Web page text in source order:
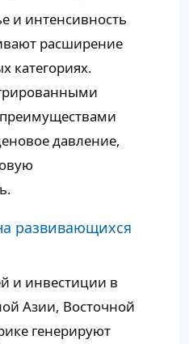
и интенсивность
расширение
категориях.
давление,
развивающихся
и инвестиции в
Азии, Восточной
генерируют